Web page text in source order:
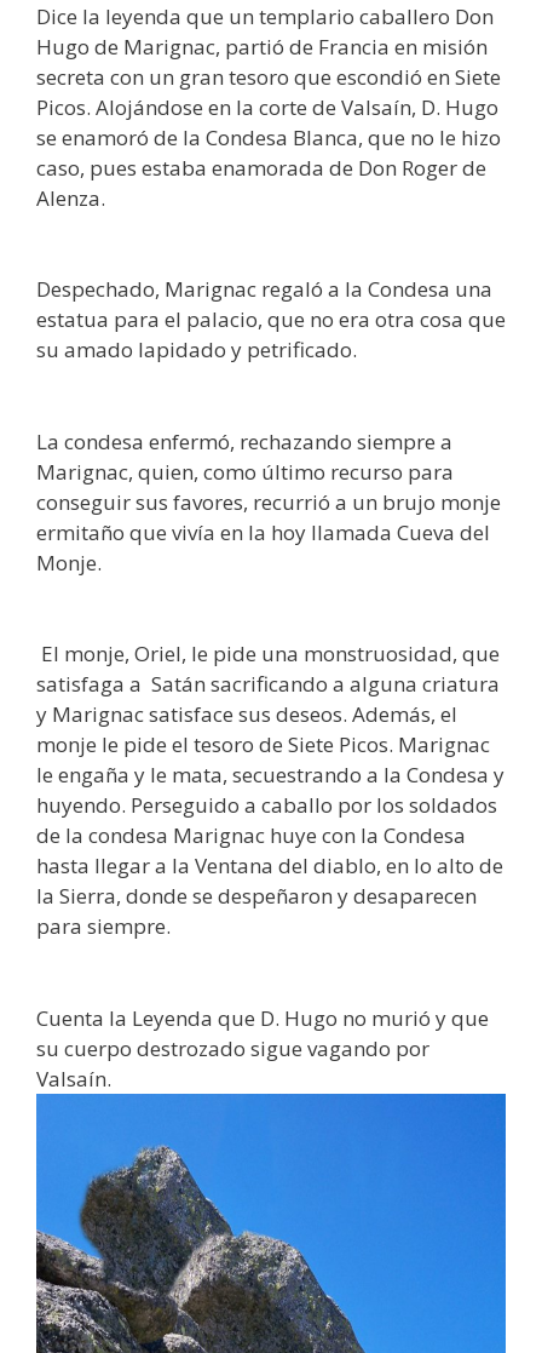
Dice la leyenda que un templario caballero Don
Hugo de Marignac, partió de Francia en misión
secreta con un gran tesoro que escondió en Siete
Picos. Alojándose en la corte de Valsaín, D. Hugo
se enamoró de la Condesa Blanca, que no le hizo
caso, pues estaba enamorada de Don Roger de
Alenza.
Despechado, Marignac regaló a la Condesa una
estatua para el palacio, que no era otra cosa que
su amado lapidado y petrificado.
La condesa enfermó, rechazando siempre a
Marignac, quien, como último recurso para
conseguir sus favores, recurrió a un brujo monje
ermitaño que vivía en la hoy llamada Cueva del
Monje.
El monje, Oriel, le pide una monstruosidad, que
satisfaga a Satán sacrificando a alguna criatura
y Marignac satisface sus deseos. Además, el
monje le pide el tesoro de Siete Picos. Marignac
le engaña y le mata, secuestrando a la Condesa y
huyendo. Perseguido a caballo por los soldados
de la condesa Marignac huye con la Condesa
hasta llegar a la Ventana del diablo, en lo alto de
la Sierra, donde se despeñaron y desaparecen
para siempre.
Cuenta la Leyenda que D. Hugo no murió y que
su cuerpo destrozado sigue vagando por
Valsaín.